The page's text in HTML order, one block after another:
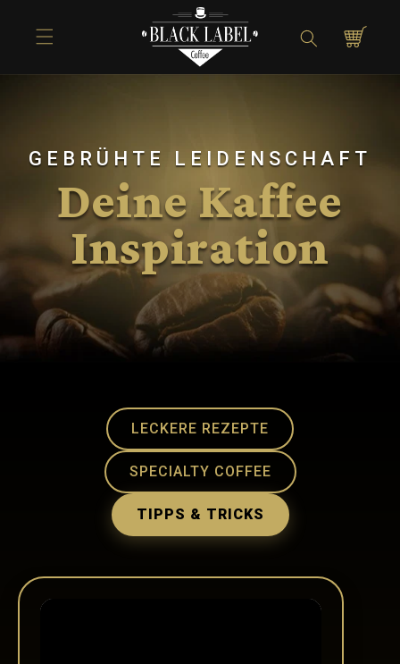
Inhalt
Warenkorb
GEBRÜHTE LEIDENSCHAFT
Deine Kaffee
Inspiration
LECKERE REZEPTE
SPECIALTY COFFEE
TIPPS & TRICKS